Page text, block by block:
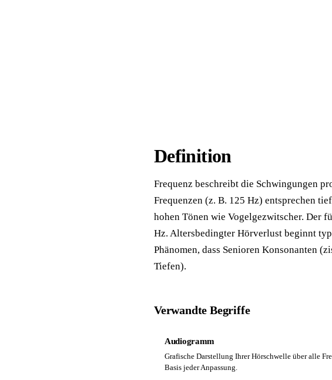
Definition
Frequenz beschreibt die Schwingungen
Frequenzen (z. B. 125 Hz) entsprechen
hohen Tönen wie Vogelgezwitscher. Der
Hz. Altersbedingter Hörverlust beginnt
Phänomen, dass Senioren Konsonanten
Tiefen).
Verwandte Begriffe
Audiogramm
Grafische Darstellung Ihrer Hörschwelle über alle
Basis jeder Anpassung.